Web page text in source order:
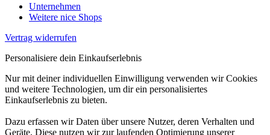
Unternehmen
Weitere nice Shops
Vertrag widerrufen
Personalisiere dein Einkaufserlebnis
Nur mit deiner individuellen Einwilligung verwenden wir Cookies
und weitere Technologien, um dir ein personalisiertes
Einkaufserlebnis zu bieten.
Dazu erfassen wir Daten über unsere Nutzer, deren Verhalten und
Geräte. Diese nutzen wir zur laufenden Optimierung unserer